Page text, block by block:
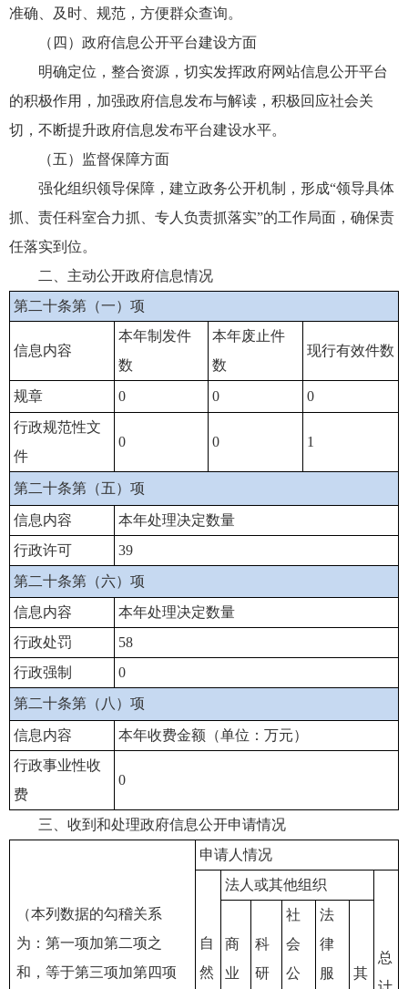
准确、及时、规范，方便群众查询。
（四）政府信息公开平台建设方面
明确定位，整合资源，切实发挥政府网站信息公开平台
的积极作用，加强政府信息发布与解读，积极回应社会关
切，不断提升政府信息发布平台建设水平。
（五）监督保障方面
强化组织领导保障，建立政务公开机制，形成“领导具体
抓、责任科室合力抓、专人负责抓落实”的工作局面，确保责
任落实到位。
二、主动公开政府信息情况
第二十条第（一）项
信息内容
本年制发件
数
本年废止件
数
现行有效件数
规章 0 0
0
行政规范性文
件
0 0 1
第二十条第（五）项
信息内容
本年处理决定数量
行政许可
39
第二十条第（六）项
信息内容
本年处理决定数量
行政处罚
58
行政强制
0
第二十条第（八）项
信息内容
本年收费金额（单位：万元）
行政事业性收
费
0
三、收到和处理政府信息公开申请情况
（本列数据的勾稽关系
为：第一项加第二项之
和，等于第三项加第四项
申请人情况
自
然
法人或其他组织
总
商
业
科
研
社
会
公
法
律
服
其